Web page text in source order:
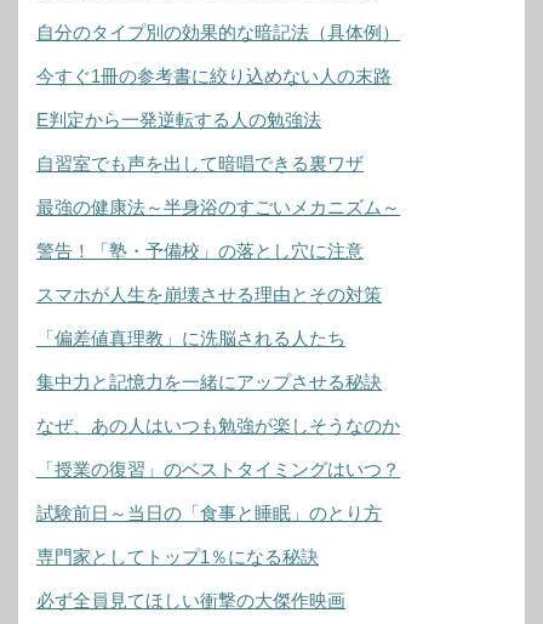
自分のタイプ別の効果的な暗記法（具体例）
今すぐ1冊の参考書に絞り込めない人の末路
E判定から一発逆転する人の勉強法
自習室でも声を出して暗唱できる裏ワザ
最強の健康法～半身浴のすごいメカニズム～
警告！「塾・予備校」の落とし穴に注意
スマホが人生を崩壊させる理由とその対策
「偏差値真理教」に洗脳される人たち
集中力と記憶力を一緒にアップさせる秘訣
なぜ、あの人はいつも勉強が楽しそうなのか
「授業の復習」のベストタイミングはいつ？
試験前日～当日の「食事と睡眠」のとり方
専門家としてトップ1％になる秘訣
必ず全員見てほしい衝撃の大傑作映画